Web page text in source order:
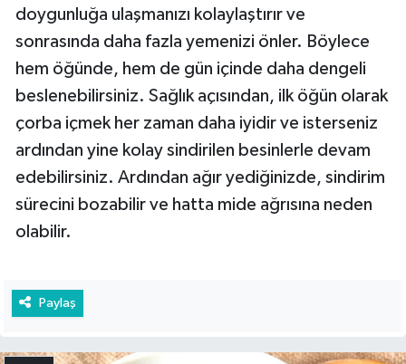
doygunluğa ulaşmanızı kolaylaştırır ve
sonrasında daha fazla yemenizi önler. Böylece
hem öğünde, hem de gün içinde daha dengeli
beslenebilirsiniz. Sağlık açısından, ilk öğün olarak
çorba içmek her zaman daha iyidir ve isterseniz
ardından yine kolay sindirilen besinlerle devam
edebilirsiniz. Ardından ağır yediğinizde, sindirim
sürecini bozabilir ve hatta mide ağrısına neden
olabilir.
Paylaş